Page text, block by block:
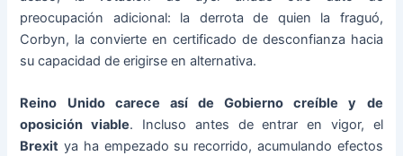
preocupación adicional: la derrota de quien la fraguó,
Corbyn, la convierte en certificado de desconfianza hacia
su capacidad de erigirse en alternativa.
Reino Unido carece así de Gobierno creíble y de
oposición viable. Incluso antes de entrar en vigor, el
Brexit ya ha empezado su recorrido, acumulando efectos